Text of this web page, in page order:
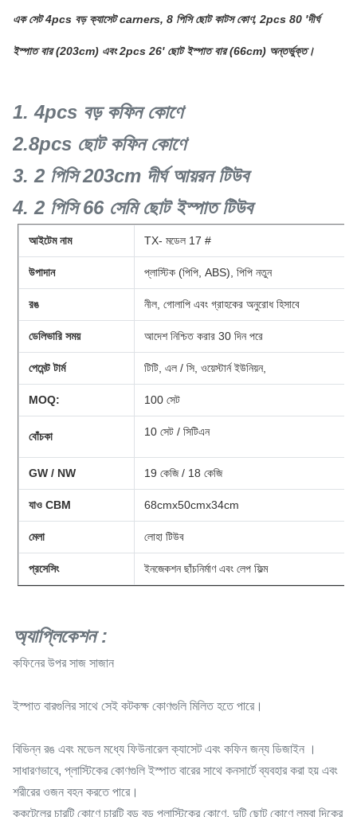
এক সেট 4pcs বড় ক্যাসেট carners, 8 পিসি ছোট কাটস কোণ, 2pcs 80 'দীর্ঘ
ইস্পাত বার (203cm) এবং 2pcs 26' ছোট ইস্পাত বার (66cm) অন্তর্ভুক্ত।
1. 4pcs বড় কফিন কোণে
2.8pcs ছোট কফিন কোণে
3. 2 পিসি 203cm দীর্ঘ আয়রন টিউব
4. 2 পিসি 66 সেমি ছোট ইস্পাত টিউব
আইটেম নাম TX- মডেল 17 #
উপাদান প্লাস্টিক (পিপি, ABS), পিপি নতুন
রঙ নীল, গোলাপি এবং গ্রাহকের অনুরোধ হিসাবে
ডেলিভারি সময় আদেশ নিশ্চিত করার 30 দিন পরে
পেমেন্ট টার্ম টিটি, এল / সি, ওয়েস্টার্ন ইউনিয়ন,
MOQ: 100 সেট
বোঁচকা 10 সেট / সিটিএন
GW / NW 19 কেজি / 18 কেজি
যাও CBM 68cmx50cmx34cm
মেলা লোহা টিউব
প্রসেসিং ইনজেকশন ছাঁচনির্মাণ এবং লেপ ফিল্ম
অ্যাপ্লিকেশন :
কফিনের উপর সাজ সাজান
ইস্পাত বারগুলির সাথে সেই কটকক্ষ কোণগুলি মিলিত হতে পারে।
বিভিন্ন রঙ এবং মডেল মধ্যে ফিউনারেল ক্যাসেট এবং কফিন জন্য ডিজাইন ।
সাধারণভাবে, প্লাস্টিকের কোণগুলি ইস্পাত বারের সাথে কনসার্টে ব্যবহার করা হয় এবং
শরীরের ওজন বহন করতে পারে।
ককটেলের চারটি কোণে চারটি বড় বড় প্লাস্টিকের কোণে, দুটি ছোট কোণে লম্বা দিকের